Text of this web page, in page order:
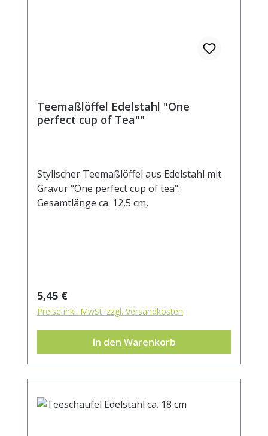
Teemaßlöffel Edelstahl "One
perfect cup of Tea""
Stylischer Teemaßlöffel aus Edelstahl mit
Gravur "One perfect cup of tea".
Gesamtlänge ca. 12,5 cm,
Regulärer Preis:
5,45 €
Preise inkl. MwSt. zzgl. Versandkosten
In den Warenkorb